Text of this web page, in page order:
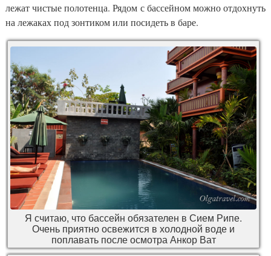
лежат чистые полотенца. Рядом с бассейном можно отдохнуть
на лежаках под зонтиком или посидеть в баре.
Я считаю, что бассейн обязателен в Сием Рипе.
Очень приятно освежится в холодной воде и
поплавать после осмотра Анкор Ват